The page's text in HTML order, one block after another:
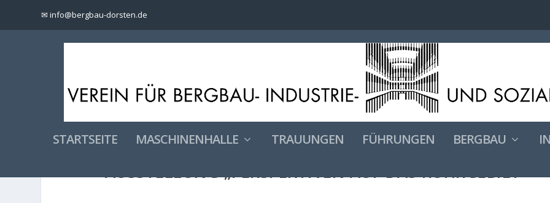
✉ info@bergbau-dorsten.de
STARTSEITE MASCHINENHALLE TRAUUNGEN FÜHRUNGEN BERGBAU
AUSSTELLUNG „PERSPEKTIVEN AUF DAS RUHRGEBIET“